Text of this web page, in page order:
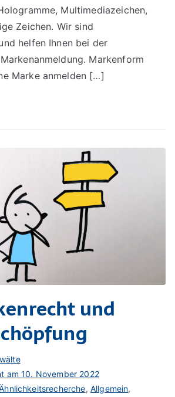
Multimediazeichen,
Zeichen. Wir sind
helfen Ihnen bei der
Markenform
Marke anmelden […]
und
am10. November 2022
, Allgemein,